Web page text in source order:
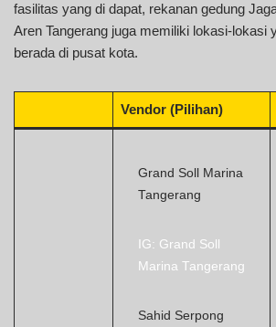
fasilitas yang di dapat, rekanan gedung
Aren Tangerang juga memiliki lokasi-lokasi
berada di pusat kota.
Vendor (Pilihan)
Grand Soll Marina
Tangerang
IG: Grand Soll
Marina Tangerang
Sahid Serpong